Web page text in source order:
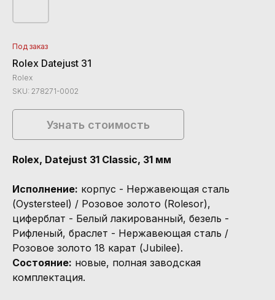
Под заказ
Rolex Datejust 31
Rolex
SKU: 278271-0002
Узнать стоимость
Rolex, Datejust 31 Classic, 31 мм
Исполнение: корпус - Нержавеющая сталь
(Oystersteel) / Розовое золото (Rolesor),
циферблат - Белый лакированный, безель -
Рифленый, браслет - Нержавеющая сталь /
Розовое золото 18 карат (Jubilee).
Состояние: новые, полная заводская
комплектация.